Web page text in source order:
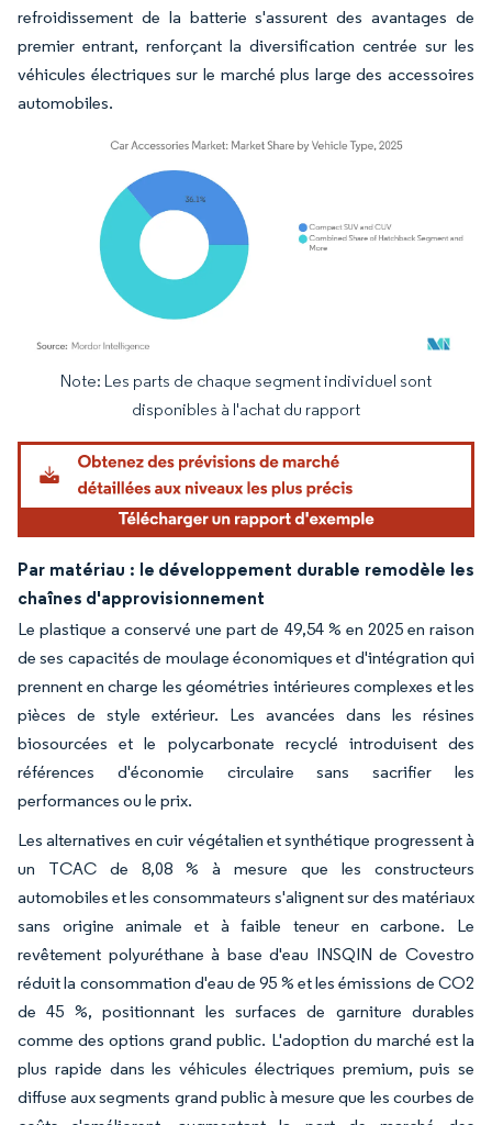
refroidissement de la batterie s'assurent des avantages de
premier entrant, renforçant la diversification centrée sur les
véhicules électriques sur le marché plus large des accessoires
automobiles.
Image © Mordor Intelligence. La réutilisation nécessite une attribution sous CC BY
Note: Les parts de chaque segment individuel sont
disponibles à l'achat du rapport
Par matériau : le développement durable remodèle les
chaînes d'approvisionnement
Le plastique a conservé une part de 49,54 % en 2025 en raison
de ses capacités de moulage économiques et d'intégration qui
prennent en charge les géométries intérieures complexes et les
pièces de style extérieur. Les avancées dans les résines
biosourcées et le polycarbonate recyclé introduisent des
références d'économie circulaire sans sacrifier les
performances ou le prix.
Les alternatives en cuir végétalien et synthétique progressent à
un TCAC de 8,08 % à mesure que les constructeurs
automobiles et les consommateurs s'alignent sur des matériaux
sans origine animale et à faible teneur en carbone. Le
revêtement polyuréthane à base d'eau INSQIN de Covestro
réduit la consommation d'eau de 95 % et les émissions de CO2
de 45 %, positionnant les surfaces de garniture durables
comme des options grand public. L'adoption du marché est la
plus rapide dans les véhicules électriques premium, puis se
diffuse aux segments grand public à mesure que les courbes de